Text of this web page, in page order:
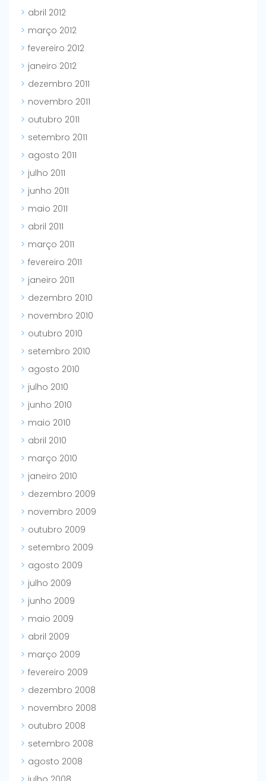
abril 2012
março 2012
fevereiro 2012
janeiro 2012
dezembro 2011
novembro 2011
outubro 2011
setembro 2011
agosto 2011
julho 2011
junho 2011
maio 2011
abril 2011
março 2011
fevereiro 2011
janeiro 2011
dezembro 2010
novembro 2010
outubro 2010
setembro 2010
agosto 2010
julho 2010
junho 2010
maio 2010
abril 2010
março 2010
janeiro 2010
dezembro 2009
novembro 2009
outubro 2009
setembro 2009
agosto 2009
julho 2009
junho 2009
maio 2009
abril 2009
março 2009
fevereiro 2009
dezembro 2008
novembro 2008
outubro 2008
setembro 2008
agosto 2008